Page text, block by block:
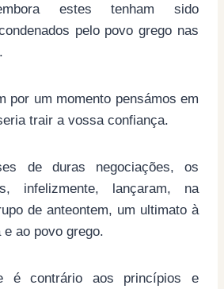
estes tenham sido
pelo povo grego nas
por um momento pensámos em
trair a vossa confiança.
de duras negociações, os
infelizmente, lançaram, na
de anteontem, um ultimato à
ao povo grego.
é contrário aos princípios e